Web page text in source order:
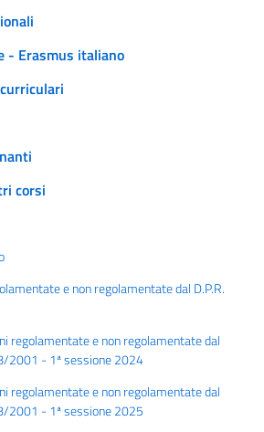
- Erasmus italiano
corsi
e non regolamentate dal D.P.R.
regolamentate e non regolamentate dal
2001 - 1ª sessione 2024
regolamentate e non regolamentate dal
2001 - 1ª sessione 2025